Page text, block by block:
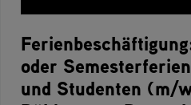
oder
und Studenten (m/